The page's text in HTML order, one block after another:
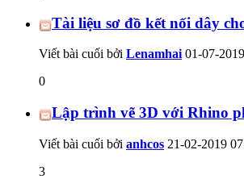
Tài liệu sơ đồ kết nối dây
Viết bài cuối bởi Lenamhai01-07-2019
0
Lập trình vẽ 3D với Rhino
Viết bài cuối bởi anhcos 21-02-2019
3